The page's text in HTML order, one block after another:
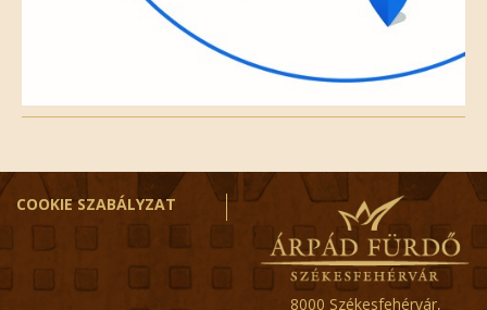
COOKIE SZABÁLYZAT
8000 Székesfehérvár,